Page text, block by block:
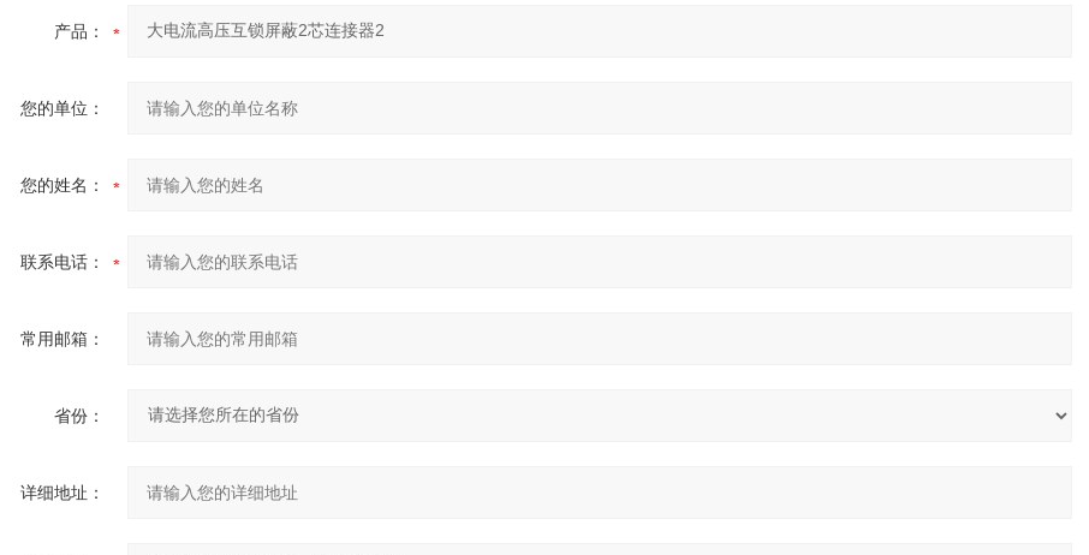
产品：
您的单位：
您的姓名：
联系电话：
常用邮箱：
省份：
详细地址：